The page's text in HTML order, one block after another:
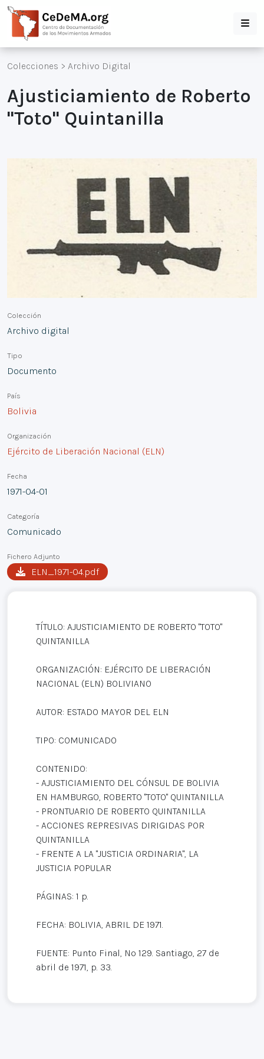
Colecciones > Archivo Digital
Ajusticiamiento de Roberto
"Toto" Quintanilla
Colección
Archivo digital
Tipo
Documento
País
Bolivia
Organización
Ejército de Liberación Nacional (ELN)
Fecha
1971-04-01
Categoría
Comunicado
Fichero Adjunto
ELN_1971-04.pdf
TÍTULO: AJUSTICIAMIENTO DE ROBERTO "TOTO"
QUINTANILLA
ORGANIZACIÓN: EJÉRCITO DE LIBERACIÓN
NACIONAL (ELN) BOLIVIANO
AUTOR: ESTADO MAYOR DEL ELN
TIPO: COMUNICADO
CONTENIDO:
- AJUSTICIAMIENTO DEL CÓNSUL DE BOLIVIA
EN HAMBURGO, ROBERTO "TOTO" QUINTANILLA
- PRONTUARIO DE ROBERTO QUINTANILLA
- ACCIONES REPRESIVAS DIRIGIDAS POR
QUINTANILLA
- FRENTE A LA "JUSTICIA ORDINARIA", LA
JUSTICIA POPULAR
PÁGINAS: 1 p.
FECHA: BOLIVIA, ABRIL DE 1971.
FUENTE: Punto Final, Nº 129. Santiago, 27 de
abril de 1971, p. 33.